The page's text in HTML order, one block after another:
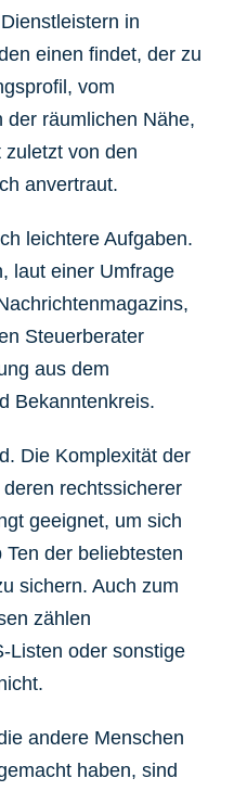
in
einen findet, der zu
vom
der räumlichen Nähe,
von den
anvertraut.
leichtere Aufgaben.
laut einer Umfrage
Steuerberater
aus dem
Bekanntenkreis.
Die Komplexität der
rechtssicherer
geeignet, um sich
der beliebtesten
sichern. Auch zum
zählen
Listen oder sonstige
andere Menschen
haben, sind